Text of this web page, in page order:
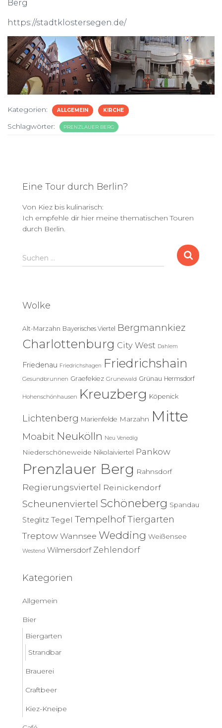
Berg
https://stadtklostersegen.de/
Kategorien: ALLGEMEIN KIRCHE
Schlagwörter: PRENZLAUER BERG
Eine Tour durch Berlin?
Von Kiez bis kulinarisch:
Ich empfehle dir hier meine thematischen Touren
durch Berlin.
S
u
n
a
c
:
Suchen …
Wolke
Alt-Marzahn Bayerisches Viertel Bergmannkiez
Charlottenburg City West Dahlem
Friedenau Friedrichshagen Friedrichshain
Gesundbrunnen Graefekiez Grunewald Grünau Hermsdorf
Hohenschönhausen Kreuzberg Köpenick
Lichtenberg Marienfelde Marzahn Mitte
Moabit Neukölln Neu Venedig
Niederschöneweide Nikolaiviertel Pankow
Prenzlauer Berg Rahnsdorf
Regierungsviertel Reinickendorf
Scheunenviertel Schöneberg Spandau
Steglitz Tegel TempelhofTiergarten
Treptow Wannsee Wedding Weißensee
Westend Wilmersdorf Zehlendorf
Kategorien
Allgemein
Bier
Biergarten
Strandbar
Brauerei
Craftbeer
Kiez-Kneipe